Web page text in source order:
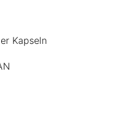
Kapseln